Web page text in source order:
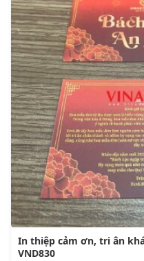
In thiệp cảm ơn, tri ân
VND830